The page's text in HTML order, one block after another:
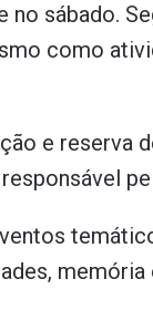
no sábado.
como
e reserva